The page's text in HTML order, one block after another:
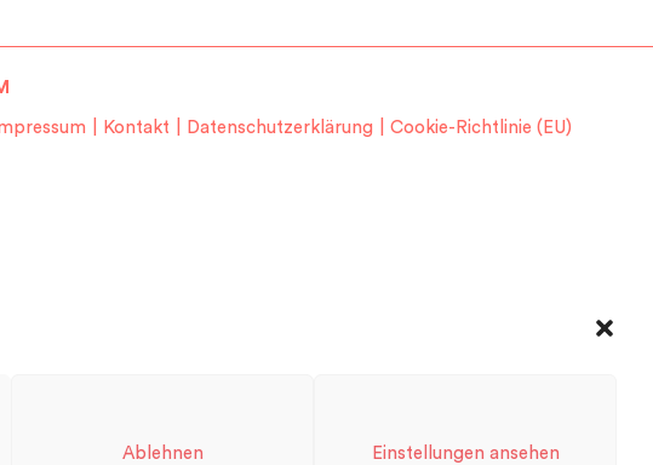
Ablehnen Einstellungen ansehen
Kontakt Datenschutzerklärung Cookie-Richtlinie (EU)